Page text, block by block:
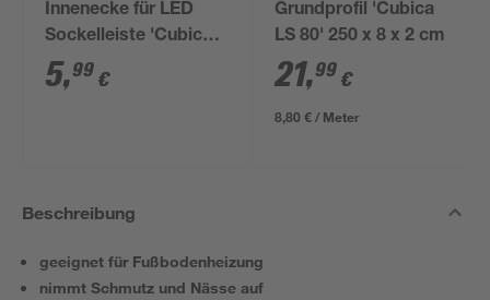
Innenecke für LED
Sockelleiste 'Cubica
LS 80' anthrazit
5,99 €
Grundprofil 'Cubica
LS 80' 250 x 8 x 2 cm
21,99 €
8,80 € / Meter
Beschreibung
geeignet für Fußbodenheizung
nimmt Schmutz und Nässe auf